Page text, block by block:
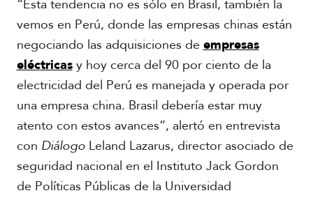
“Esta tendencia no es sólo en Brasil, también la
vemos en Perú, donde las empresas chinas están
negociando las adquisiciones de empresas
eléctricasy hoy cerca del 90 por ciento de la
electricidad del Perú es manejada y operada por
una empresa china. Brasil debería estar muy
atento con estos avances”, alertó en entrevista
con DiálogoLeland Lazarus, director asociado de
seguridad nacional en el Instituto Jack Gordon
de Políticas Públicas de la Universidad